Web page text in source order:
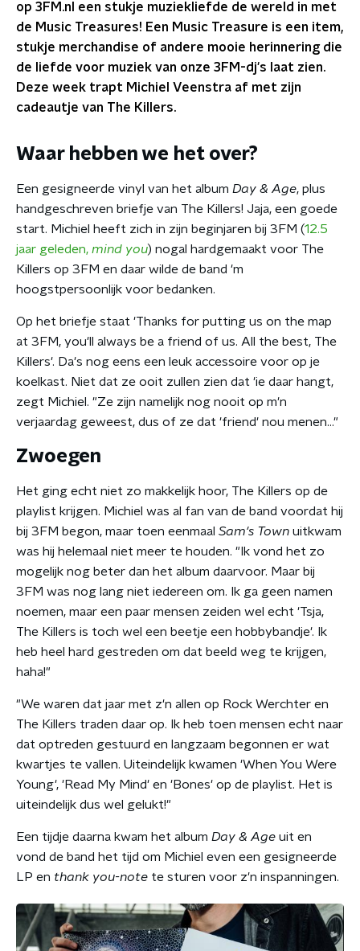
op 3FM.nl een stukje muziekliefde de wereld in met
de Music Treasures! Een Music Treasure is een item,
stukje merchandise of andere mooie herinnering die
de liefde voor muziek van onze 3FM-dj's laat zien.
Deze week trapt Michiel Veenstra af met zijn
cadeautje van The Killers.
Waar hebben we het over?
Een gesigneerde vinyl van het album Day & Age, plus
handgeschreven briefje van The Killers! Jaja, een goede
start. Michiel heeft zich in zijn beginjaren bij 3FM (12.5
jaar geleden, mind you) nogal hardgemaakt voor The
Killers op 3FM en daar wilde de band 'm
hoogstpersoonlijk voor bedanken.
Op het briefje staat 'Thanks for putting us on the map
at 3FM, you'll always be a friend of us. All the best, The
Killers'. Da's nog eens een leuk accessoire voor op je
koelkast. Niet dat ze ooit zullen zien dat 'ie daar hangt,
zegt Michiel. "Ze zijn namelijk nog nooit op m'n
verjaardag geweest, dus of ze dat 'friend' nou menen..."
Zwoegen
Het ging echt niet zo makkelijk hoor, The Killers op de
playlist krijgen. Michiel was al fan van de band voordat hij
bij 3FM begon, maar toen eenmaal Sam's Town uitkwam
was hij helemaal niet meer te houden. "Ik vond het zo
mogelijk nog beter dan het album daarvoor. Maar bij
3FM was nog lang niet iedereen om. Ik ga geen namen
noemen, maar een paar mensen zeiden wel echt 'Tsja,
The Killers is toch wel een beetje een hobbybandje'. Ik
heb heel hard gestreden om dat beeld weg te krijgen,
haha!"
"We waren dat jaar met z'n allen op Rock Werchter en
The Killers traden daar op. Ik heb toen mensen echt naar
dat optreden gestuurd en langzaam begonnen er wat
kwartjes te vallen. Uiteindelijk kwamen 'When You Were
Young', 'Read My Mind' en 'Bones' op de playlist. Het is
uiteindelijk dus wel gelukt!"
Een tijdje daarna kwam het album Day & Age uit en
vond de band het tijd om Michiel even een gesigneerde
LP en thank you-note te sturen voor z'n inspanningen.